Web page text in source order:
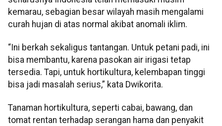
kemarau, sebagian besar wilayah masih mengalami
curah hujan di atas normal akibat anomali iklim.
“Ini berkah sekaligus tantangan. Untuk petani padi, ini
bisa membantu, karena pasokan air irigasi tetap
tersedia. Tapi, untuk hortikultura, kelembapan tinggi
bisa jadi masalah serius,” kata Dwikorita.
Tanaman hortikultura, seperti cabai, bawang, dan
tomat rentan terhadap serangan hama dan penyakit